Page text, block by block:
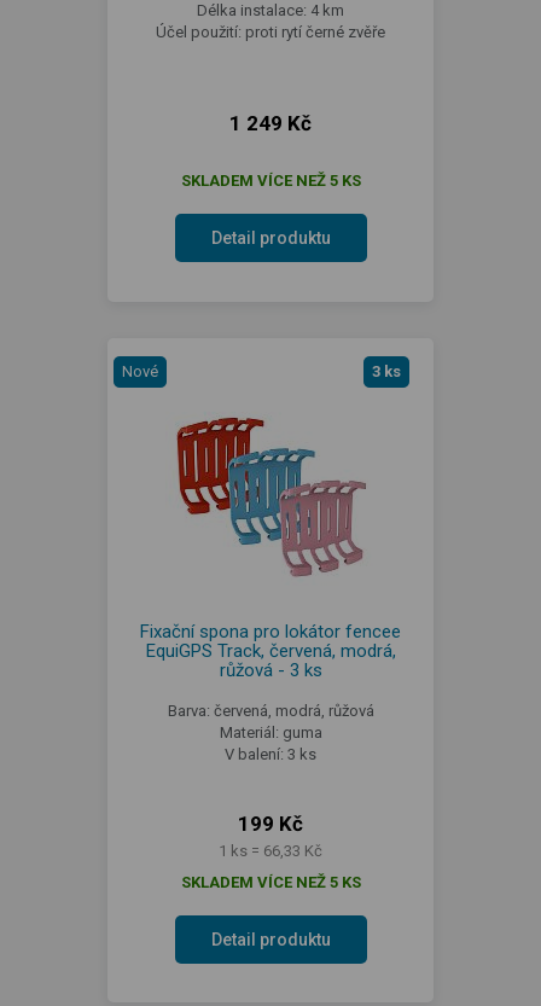
Délka instalace: 4 km
Účel použití: proti rytí černé zvěře
1 249 Kč
SKLADEM VÍCE NEŽ 5 KS
Detail produktu
Nové 3 ks
Fixační spona pro lokátor fencee
EquiGPS Track, červená, modrá,
růžová - 3 ks
Barva: červená, modrá, růžová
Materiál: guma
V balení: 3 ks
199 Kč
1 ks = 66,33 Kč
SKLADEM VÍCE NEŽ 5 KS
Detail produktu